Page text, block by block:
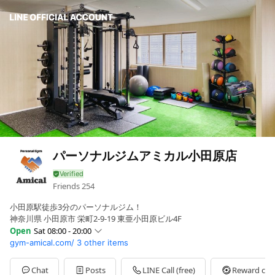
パーソナルジムアミカル小田原店
Friends254
小田原駅徒歩3分のパーソナルジム！
神奈川県 小田原市 栄町2-9-19 東亜小田原ビル4F
Open Sat 08:00 - 20:00
SunClosed
Mon09:00 - 22:00
Tue09:00 - 22:00
gym-amical.com/ 3 other items
Chat Posts LINE Call (free) Reward